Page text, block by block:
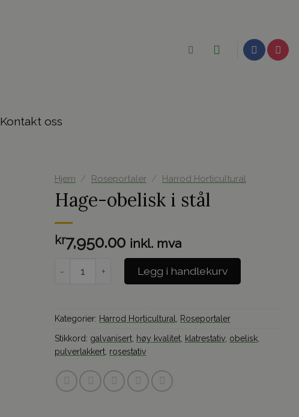
Kontakt oss
Hjem / Roseportaler / Harrod Horticultural
Hage-obelisk i stål
kr7,950.00 inkl. mva
Hage-obelisk i stål antallLegg i handlekurv
Kategorier: Harrod Horticultural, Roseportaler
Stikkord: galvanisert, høy kvalitet, klatrestativ, obelisk,
pulverlakkert, rosestativ